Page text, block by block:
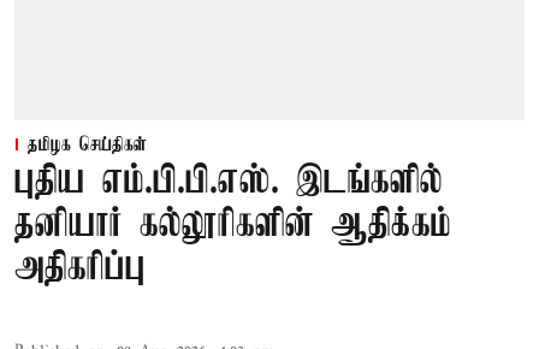
தமிழக செய்திகள்
புதிய எம்.பி.பி.எஸ். இடங்களில்
தனியார் கல்லூரிகளின் ஆதிக்கம்
அதிகரிப்பு